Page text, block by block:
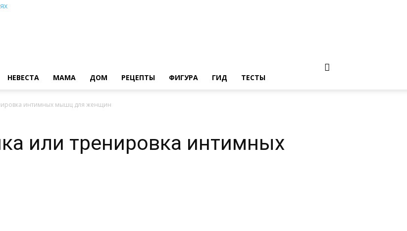
НЕВЕСТА МАМА ДОМ РЕЦЕПТЫ ФИГУРА ГИД ТЕСТЫ
интимных мышц для женщин
или тренировка интимных